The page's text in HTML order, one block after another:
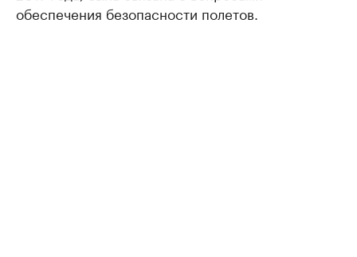
обеспечения безопасности полетов.